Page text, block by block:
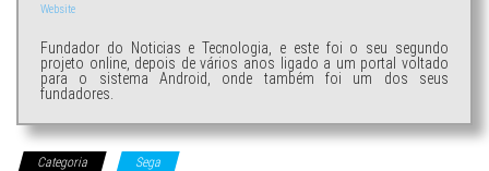
Website
Fundador do Noticias e Tecnologia, e este foi o seu segundo
projeto online, depois de vários anos ligado a um portal voltado
para o sistema Android, onde também foi um dos seus
fundadores.
Categoria Sega